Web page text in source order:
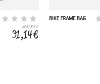
49,99 €
31,14 €
BIKE FRAME BAG